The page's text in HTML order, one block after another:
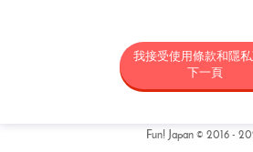
所謂「FUN! JAPAN」是以藉由將日本商品
費者，令各位對日本產生興趣為目的，為營
括但不限於以fun-japan.jp/tw為網域之網站
限資料提供以及社群媒體。）或提供其他相
我接受使用條款和隱
下一頁
Fun! Japan © 2016 -